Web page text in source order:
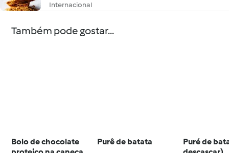
Internacional
Também pode gostar...
Bolo de chocolate
Purê de batata
Puré de